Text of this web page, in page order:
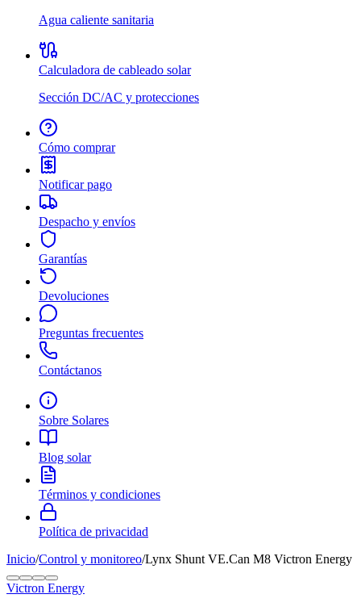
Agua caliente sanitaria
Calculadora de cableado solar
Sección DC/AC y protecciones
Cómo comprar
Notificar pago
Despacho y envíos
Garantías
Devoluciones
Preguntas frecuentes
Contáctanos
Sobre Solares
Blog solar
Términos y condiciones
Política de privacidad
Inicio/Control y monitoreo/Lynx Shunt VE.Can M8 Victron Energy
Victron Energy